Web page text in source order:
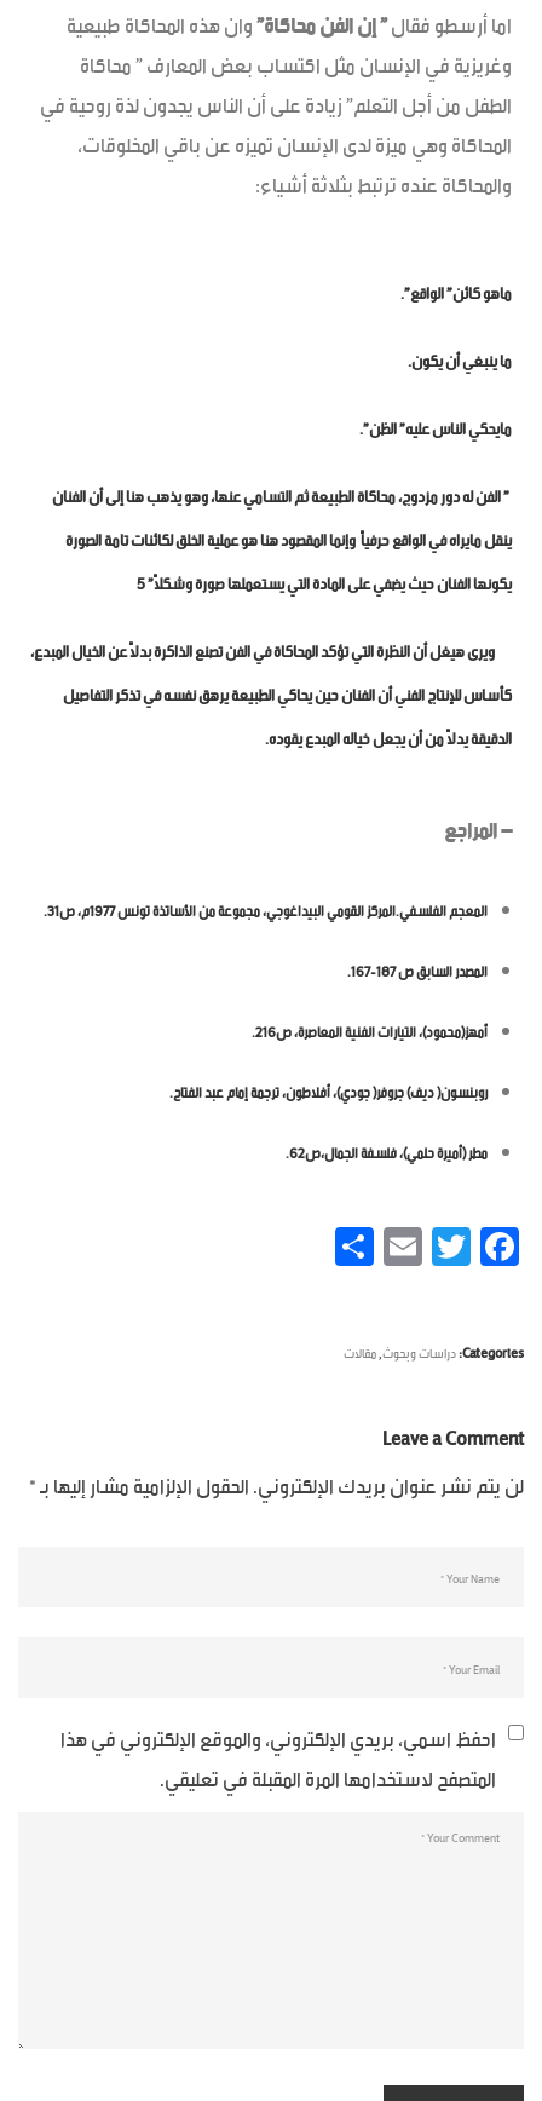
اما أرسطو فقال” إن الفن محاكاة”وان هذه المحاكاة طبيعية
وغريزية في الإنسان مثل اكتساب بعض المعارف ” محاكاة
الطفل من أجل التعلم” زيادة على أن الناس يجدون لذة روحية في
المحاكاة وهي ميزة لدى الإنسان تميزه عن باقي المخلوقات،
والمحاكاة عنده ترتبط بثلاثة أشياء:
ماهو كائن” الواقع”.
ما ينبغي أن يكون.
مايحكي الناس عليه” الظن”.
” الفن له دور مزدوج، محاكاة الطبيعة ثم التسامي عنها، وهو يذهب هنا إلى أن الفنان
ينقل مايراه في الواقع حرفياً وإنما المقصود هنا هو عملية الخلق لكائنات تامة الصورة
يكونها الفنان حيث يضفي على المادة التي يستعملها صورة وشكلاً” 5
ويرى هيغل أن النظرة التي تؤكد المحاكاة في الفن تصنع الذاكرة بدلاً عن الخيال المبدع،
كأساس للإنتاج الفني أن الفنان حين يحاكي الطبيعة يرهق نفسه في تذكر التفاصيل
الدقيقة يدلاً من أن يجعل خياله المبدع يقوده.
– المراجع
المعجم الفلسفي.المركز القومي البيداغوجي، مجموعة من الأساتذة تونس 1977م، ص31.
المصدر السابق ص 187-167.
أمهز(محمود)، التيارات الفنية المعاصرة، ص216.
روبنسون( ديف) جروفر( جودي)، أفلاطون، ترجمة إمام عبد الفتاح.
مطر (أميرة حلمي)، فلسفة الجمال،ص62.
Facebook
Twitter
Email
Categories: دراسات وبحوث,مقالات
Leave a Comment
لن يتم نشر عنوان بريدك الإلكتروني.الحقول الإلزامية مشار إليها بـ*
احفظ اسمي، بريدي الإلكتروني، والموقع الإلكتروني في هذا
المتصفح لاستخدامها المرة المقبلة في تعليقي.